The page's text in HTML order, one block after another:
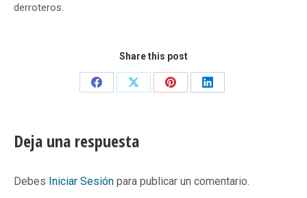
derroteros.
Share this post
Share
Share
Share
Share
Deja una respuesta
Debes Iniciar Sesión para publicar un comentario.